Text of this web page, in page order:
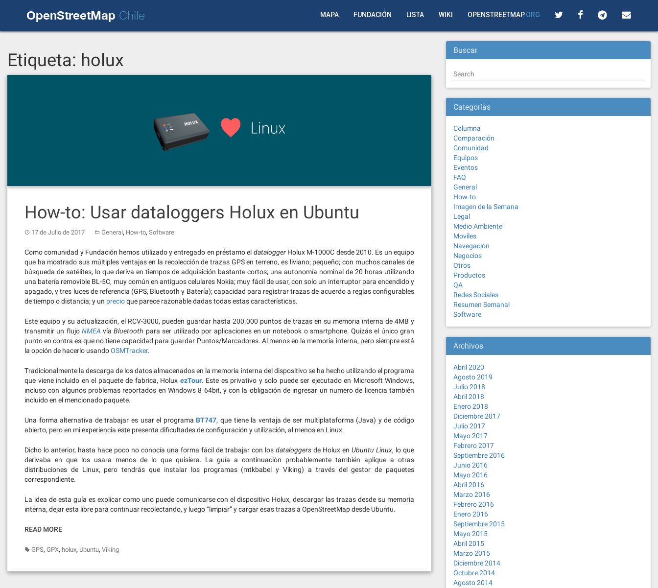
OpenStreetMap Chile MAPA FUNDACIÓN LISTA WIKI OPENSTREETMAP.ORG
Etiqueta: holux
How-to: Usar dataloggers Holux en Ubuntu
17 de Julio de 2017 General, How-to, Software
Como comunidad y Fundación hemos utilizado y entregado en préstamo el dataloggerHolux M-1000C desde 2010. Es un equipo
que ha mostrado sus múltiples ventajas en la recolección de trazas GPS en terreno, es liviano; pequeño; con muchos canales de
búsqueda de satélites, lo que deriva en tiempos de adquisición bastante cortos; una autonomía nominal de 20 horas utilizando
una batería removible BL-5C, muy común en antiguos celulares Nokia; muy fácil de usar, con solo un interruptor para encendido y
apagado, y tres luces de referencia (GPS, Bluetooth y Batería); capacidad para registrar trazas de acuerdo a reglas configurables
de tiempo o distancia; y un precioque parece razonable dadas todas estas características.
Este equipo y su actualización, el RCV-3000, pueden guardar hasta 200.000 puntos de trazas en su memoria interna de 4MB y
transmitir un flujo NMEA víaBluetooth para ser utilizado por aplicaciones en un notebook o smartphone. Quizás el único gran
punto en contra es que no tiene capacidad para guardar Puntos/Marcadores. Al menos en la memoria interna, pero siempre está
la opción de hacerlo usandoOSMTracker.
Tradicionalmente la descarga de los datos almacenados en la memoria interna del dispositivo se ha hecho utilizando el programa
que viene incluido en el paquete de fabrica, Holux ezTour. Este es privativo y solo puede ser ejecutado en Microsoft Windows,
incluso con algunos problemas reportados en Windows 8 64bit, y con la obligación de ingresar un numero de licencia también
incluido en el mencionado paquete.
Una forma alternativa de trabajar es usar el programa BT747, que tiene la ventaja de ser multiplataforma (Java) y de código
abierto, pero en mi experiencia este presenta dificultades de configuración y utilización, al menos en Linux.
Dicho lo anterior, hasta hace poco no conocía una forma fácil de trabajar con los dataloggers de Holux en Ubuntu Linux, lo que
derivaba en que los usara menos de lo que quisiera. La guía a continuación probablemente también aplique a otras
distribuciones de Linux, pero tendrás que instalar los programas (mtkbabel y Viking) a través del gestor de paquetes
correspondiente.
La idea de esta guía es explicar como uno puede comunicarse con el dispositivo Holux, descargar las trazas desde su memoria
interna, dejar esta libre para continuar recolectando, y luego “limpiar” y cargar esas trazas a OpenStreetMap desde Ubuntu.
READ MORE
GPS, GPX, holux, Ubuntu, Viking
Buscar
Search
Categorías
Columna
Comparación
Comunidad
Equipos
Eventos
FAQ
General
How-to
Imagen de la Semana
Legal
Medio Ambiente
Moviles
Navegación
Negocios
Otros
Productos
QA
Redes Sociales
Resumen Semanal
Software
Archivos
Abril 2020
Agosto 2019
Julio 2018
Abril 2018
Enero 2018
Diciembre 2017
Julio 2017
Mayo 2017
Febrero 2017
Septiembre 2016
Junio 2016
Mayo 2016
Abril 2016
Marzo 2016
Febrero 2016
Enero 2016
Septiembre 2015
Mayo 2015
Abril 2015
Marzo 2015
Diciembre 2014
Octubre 2014
Agosto 2014